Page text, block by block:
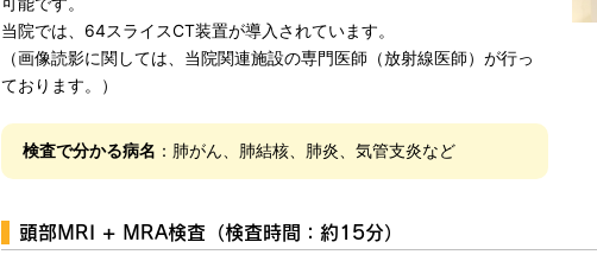
当院では、64スライスCT装置が導入されています。
（画像読影に関しては、当院関連施設の専門医師（放射線医師）が行っ
ております。）
検査で分かる病名 ：肺がん、肺結核、肺炎、気管支炎など
頭部MRI + MRA検査（検査時間：約15分）